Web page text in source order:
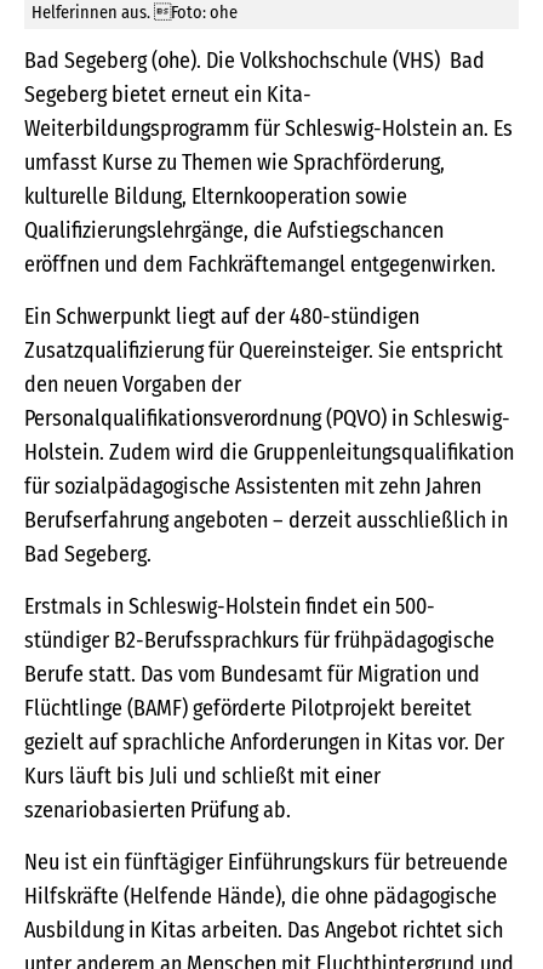
Helferinnen aus. Foto: ohe
Bad Segeberg (ohe). Die Volkshochschule (VHS) Bad
Segeberg bietet erneut ein Kita-
Weiterbildungsprogramm für Schleswig-Holstein an. Es
umfasst Kurse zu Themen wie Sprachförderung,
kulturelle Bildung, Elternkooperation sowie
Qualifizierungslehrgänge, die Aufstiegschancen
eröffnen und dem Fachkräftemangel entgegenwirken.
Ein Schwerpunkt liegt auf der 480-stündigen
Zusatzqualifizierung für Quereinsteiger. Sie entspricht
den neuen Vorgaben der
Personalqualifikationsverordnung (PQVO) in Schleswig-
Holstein. Zudem wird die Gruppenleitungsqualifikation
für sozialpädagogische Assistenten mit zehn Jahren
Berufserfahrung angeboten – derzeit ausschließlich in
Bad Segeberg.
Erstmals in Schleswig-Holstein findet ein 500-
stündiger B2-Berufssprachkurs für frühpädagogische
Berufe statt. Das vom Bundesamt für Migration und
Flüchtlinge (BAMF) geförderte Pilotprojekt bereitet
gezielt auf sprachliche Anforderungen in Kitas vor. Der
Kurs läuft bis Juli und schließt mit einer
szenariobasierten Prüfung ab.
Neu ist ein fünftägiger Einführungskurs für betreuende
Hilfskräfte (Helfende Hände), die ohne pädagogische
Ausbildung in Kitas arbeiten. Das Angebot richtet sich
unter anderem an Menschen mit Fluchthintergrund und